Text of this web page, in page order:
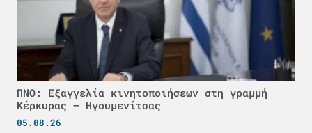
ΠΝΟ: Εξαγγελία κινητοποιήσεων στη γραμμή
Κέρκυρας – Ηγουμενίτσας
05.08.26